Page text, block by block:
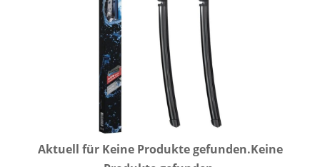
Aktuell für Keine Produkte gefunden.Keine